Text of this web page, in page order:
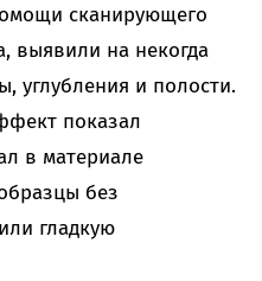
сканирующего
выявили на некогда
углубления и полости.
показал
в материале
без
гладкую